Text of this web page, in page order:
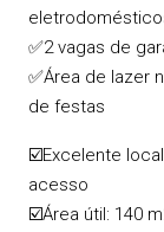
✅2 vagas de
✅Área de lazer
de festas
☑️Excelente
acesso
☑️Área útil: 140